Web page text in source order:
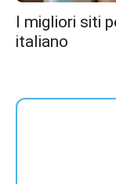
I migliori siti
italiano